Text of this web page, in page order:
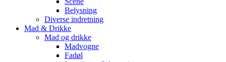
Belysning
Diverse indretning
Mad & Drikke
Mad og drikke
Madvogne
Fadøl